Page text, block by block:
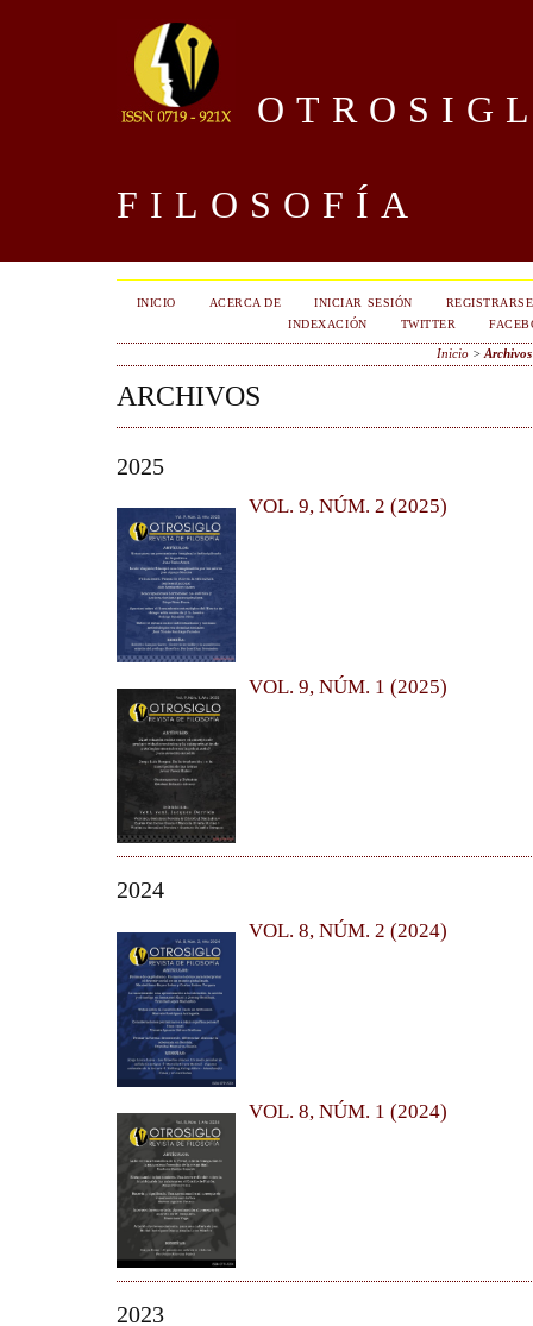
FILOSOFÍA
INICIO ACERCA DE INICIAR SESIÓN
REGISTRARSE
INDEXACIÓN
TWITTER
Inicio> Archivos
ARCHIVOS
2025
VOL. 9, NÚM. 2 (2025)
VOL. 9, NÚM. 1 (2025)
2024
VOL. 8, NÚM. 2 (2024)
VOL. 8, NÚM. 1 (2024)
2023